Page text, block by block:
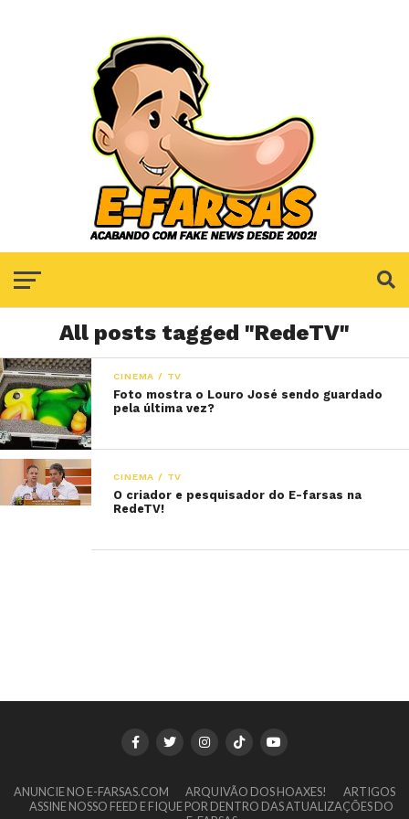
All posts tagged "RedeTV"
CINEMA / TV
Foto mostra o Louro José sendo guardado
pela última vez?
CINEMA / TV
O criador e pesquisador do E-farsas na
RedeTV!
ANUNCIE NO E-FARSAS.COM ARQUIVÃO DOS HOAXES!
ARTIGOS
ASSINE NOSSO FEED E FIQUE POR DENTRO DAS ATUALIZAÇÕES DO